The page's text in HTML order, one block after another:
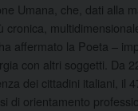
Umana, che, dati alla
affermato la Poeta –
con altri soggetti. Da
dei cittadini italiani, il
di orientamento